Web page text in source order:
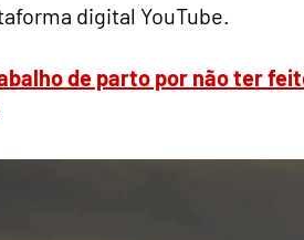
digital YouTube.
de parto por não ter